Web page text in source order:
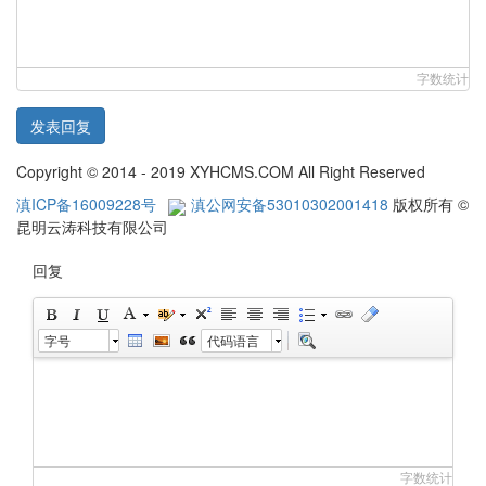
字数统计
发表回复
Copyright © 2014 - 2019 XYHCMS.COM All Right Reserved
滇ICP备16009228号
滇公网安备53010302001418 版权所有 ©
昆明云涛科技有限公司
回复
字号 代码语言
字数统计